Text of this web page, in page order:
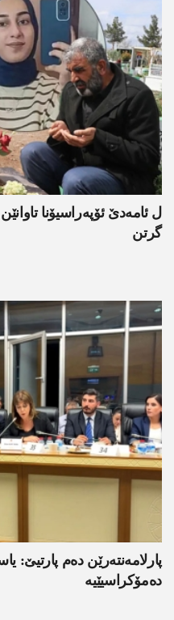
گرتن
پارلامەنتەرێن دەم پارتیێ:
دەمۆکراسیێیە